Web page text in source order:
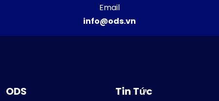
Email
info@ods.vn
ODS Tin Tức